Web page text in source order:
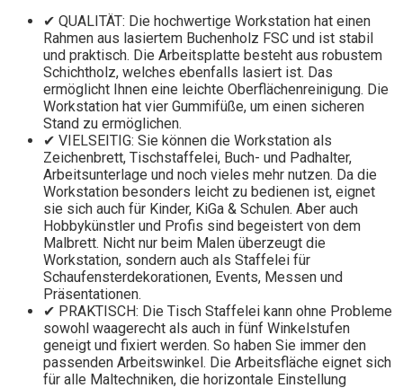
✔ QUALITÄT: Die hochwertige Workstation hat einen
Rahmen aus lasiertem Buchenholz FSC und ist stabil
und praktisch. Die Arbeitsplatte besteht aus robustem
Schichtholz, welches ebenfalls lasiert ist. Das
ermöglicht Ihnen eine leichte Oberflächenreinigung. Die
Workstation hat vier Gummifüße, um einen sicheren
Stand zu ermöglichen.
✔ VIELSEITIG: Sie können die Workstation als
Zeichenbrett, Tischstaffelei, Buch- und Padhalter,
Arbeitsunterlage und noch vieles mehr nutzen. Da die
Workstation besonders leicht zu bedienen ist, eignet
sie sich auch für Kinder, KiGa & Schulen. Aber auch
Hobbykünstler und Profis sind begeistert von dem
Malbrett. Nicht nur beim Malen überzeugt die
Workstation, sondern auch als Staffelei für
Schaufensterdekorationen, Events, Messen und
Präsentationen.
✔ PRAKTISCH: Die Tisch Staffelei kann ohne Probleme
sowohl waagerecht als auch in fünf Winkelstufen
geneigt und fixiert werden. So haben Sie immer den
passenden Arbeitswinkel. Die Arbeitsfläche eignet sich
für alle Maltechniken, die horizontale Einstellung